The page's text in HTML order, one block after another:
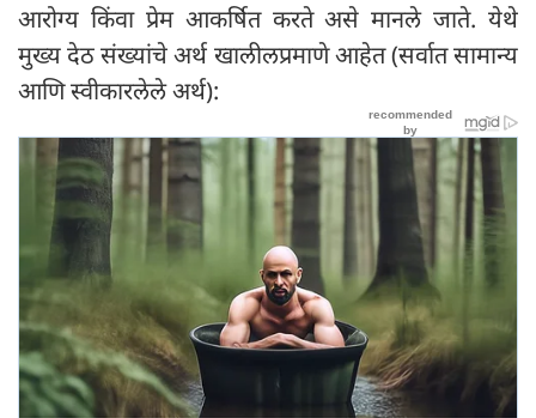
आरोग्य किंवा प्रेम आकर्षित करते असे मानले जाते. येथे
मुख्य देठ संख्यांचे अर्थ खालीलप्रमाणे आहेत (सर्वात सामान्य
आणि स्वीकारलेले अर्थ):